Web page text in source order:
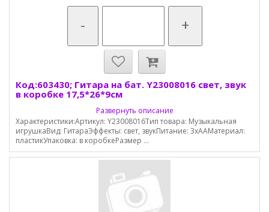
- +
Код:603430; Гитара на бат. Y23008016 свет, звук
в коробке 17,5*26*9см
Развернуть описание
Характеристики:Артикул: Y23008016Тип товара: Музыкальная
игрушкаВид: ГитараЭффекты: свет, звукПитание: 3хААМатериал:
пластикУпаковка: в коробкеРазмер ...